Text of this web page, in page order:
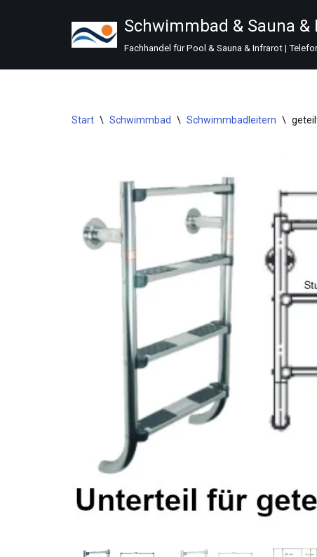
springen
Schwimmbad & Sauna &
Fachhandel für Pool & Sauna & Infrarot |
Start \ Schwimmbad \ Schwimmbadleitern \